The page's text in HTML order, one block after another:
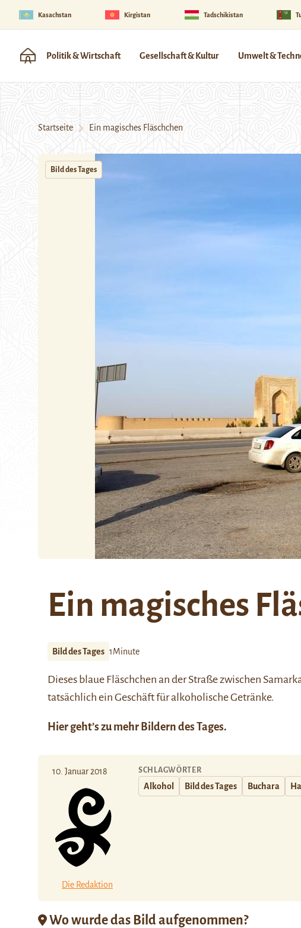
Kasachstan Kirgistan Tadschikistan
Politik & Wirtschaft Gesellschaft & Kultur Umwelt &
Startseite Ein magisches Fläschchen
Bild des Tages
Ein magisches
Bild des Tages 1Minute
Dieses blaue Fläschchen an der Straße zwischen
tatsächlich ein Geschäft für alkoholische Getränke.
Hier geht’s zu mehr Bildern des Tages.
10. Januar 2018
Die Redaktion
SCHLAGWÖRTER
Alkohol Bild des Tages Buchara
Wo wurde das Bild aufgenommen?